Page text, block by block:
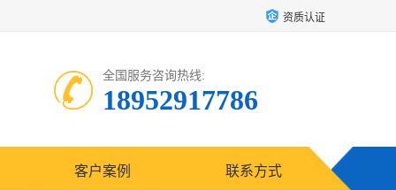
资质认证
全国服务咨询热线:
18952917786
客户案例 联系方式